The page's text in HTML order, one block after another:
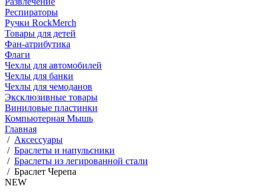
Респираторы
Ручки RockMerch
Товары для детей
Фан-атрибутика
Флаги
Чехлы для автомобилей
Чехлы для банки
Чехлы для чемоданов
Эксклюзивные товары
Виниловые пластинки
Компьютерная Мышь
Главная
/ Аксессуары
/ Браслеты и напульсники
/ Браслеты из легированной стали
/ Браслет Черепа
NEW